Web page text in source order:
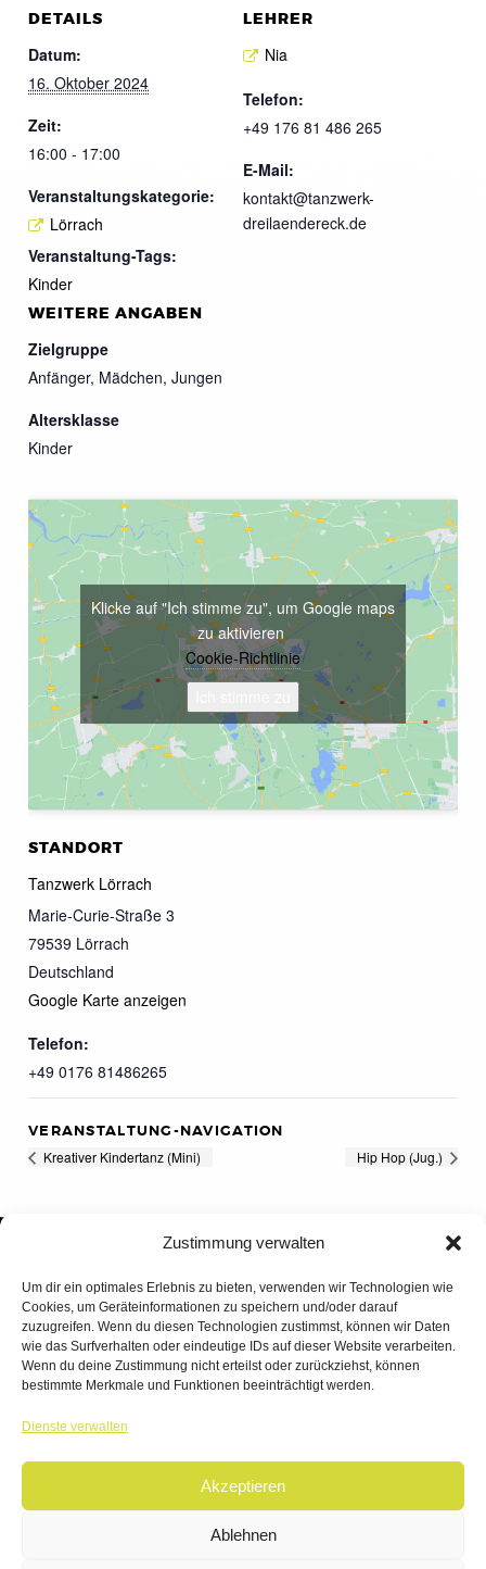
Zustimmung verwalten
Um dir ein optimales Erlebnis zu bieten, verwenden wir Technologien wie
Cookies, um Geräteinformationen zu speichern und/oder darauf
zuzugreifen. Wenn du diesen Technologien zustimmst, können wir Daten
wie das Surfverhalten oder eindeutige IDs auf dieser Website verarbeiten.
Wenn du deine Zustimmung nicht erteilst oder zurückziehst, können
bestimmte Merkmale und Funktionen beeinträchtigt werden.
Dienste verwalten
Akzeptieren
Ablehnen
DETAILS
Datum:
16. Oktober 2024
Zeit:
16:00 - 17:00
Veranstaltungskategorie:
Lörrach
Veranstaltung-Tags:
Kinder
LEHRER
Nia
Telefon:
+49 176 81 486 265
E-Mail:
kontakt@tanzwerk-
dreilaendereck.de
WEITERE ANGABEN
Zielgruppe
Anfänger, Mädchen, Jungen
Altersklasse
Kinder
STANDORT
Tanzwerk Lörrach
Marie-Curie-Straße 3
79539 Lörrach
Deutschland
Google Karte anzeigen
Telefon:
+49 0176 81486265
Klicke auf "Ich stimme zu", um Google maps
zu aktivieren
Cookie-Richtlinie
VERANSTALTUNG-NAVIGATION
Kreativer Kindertanz (Mini) Hip Hop (Jug.)
© 2026 | TANZWERK
DATENSCHUTZ